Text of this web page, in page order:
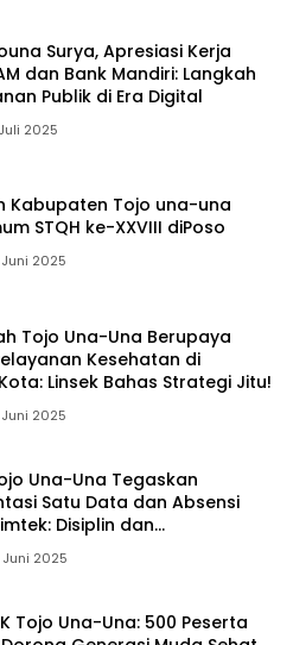
Surya, Apresiasi Kerja
dan Bank Mandiri: Langkah
Publik di Era Digital
2025
Kabupaten Tojo una-una
STQH ke-XXVIII diPoso
2025
Tojo Una-Una Berupaya
Kesehatan di
Linsek Bahas Strategi Jitu!
2025
Una-Una Tegaskan
Satu Data dan Absensi
Disiplin dan
Tak Bisa Ditawar!
2025
Tojo Una-Una: 500 Peserta